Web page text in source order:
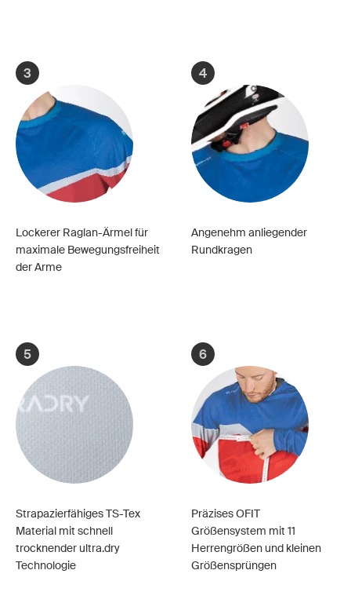
3
Lockerer Raglan-Ärmel für
maximale Bewegungsfreiheit
der Arme
4
Angenehm anliegender
Rundkragen
5
Strapazierfähiges TS-Tex
Material mit schnell
trocknender ultra.dry
Technologie
6
Präzises OFIT
Größensystem mit 11
Herrengrößen und kleinen
Größensprüngen